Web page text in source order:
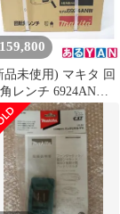
159,800
品未使用) マキタ 回
レンチ 6924ANW